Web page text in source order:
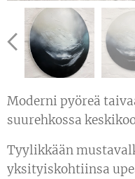
Moderni pyöreä
suurehkossa
Tyylikkään
yksityiskohtiinsa